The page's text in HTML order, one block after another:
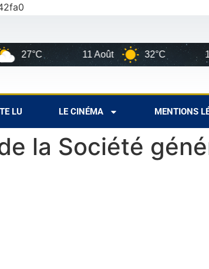
27°C 11 Août 32°C 12
LU LE CINÉMA MENTIONS
la Société